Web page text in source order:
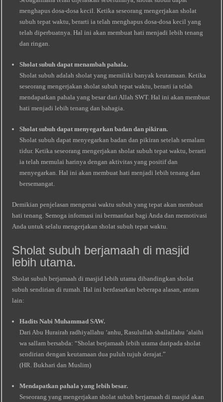
menghapus dosa-dosa kecil. Ketika seseorang mengerjakan sholat
subuh tepat waktu, berarti ia telah menghapus dosa-dosa kecil yang
telah diperbuatnya. Hal ini akan membuat hati menjadi lebih tenang
dan ringan.
Sholat subuh dapat menambah pahala.
Sholat subuh adalah sholat yang memiliki banyak keutamaan. Ketika
seseorang mengerjakan sholat subuh tepat waktu, berarti ia telah
mendapatkan pahala yang besar dari Allah SWT. Hal ini akan membuat
hati menjadi lebih tenang dan bahagia.
Sholat subuh dapat menyegarkan badan dan pikiran.
Sholat subuh dapat menyegarkan badan dan pikiran setelah semalam
tidur. Ketika seseorang mengerjakan sholat subuh tepat waktu, berarti
ia telah memulai harinya dengan aktivitas yang positif dan
menyegarkan. Hal ini akan membuat hati menjadi lebih tenang dan
bersemangat.
Demikian penjelasan mengenai waktu subuh yang tepat akan membuat
hati tenang. Semoga informasi ini bermanfaat bagi Anda dan memotivasi
Anda untuk selalu mengerjakan sholat subuh tepat waktu.
Sholat subuh berjamaah di masjid
lebih utama.
Sholat subuh berjamaah di masjid lebih utama dibandingkan sholat
subuh sendirian di rumah. Hal ini berdasarkan beberapa alasan, antara
lain:
Hadits Nabi Muhammad SAW.
Dari Abu Hurairah radhiyallahu ‘anhu, Rasulullah shallallahu ‘alaihi
wa sallam bersabda: “Sholat berjamaah lebih utama daripada sholat
sendirian dengan keutamaan dua puluh tujuh derajat.”
(HR. Bukhari dan Muslim)
Mendapatkan pahala yang lebih besar.
Seseorang yang mengerjakan sholat subuh berjamaah di masjid akan